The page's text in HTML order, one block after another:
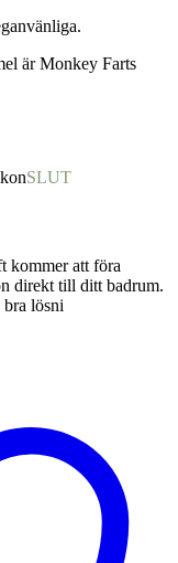
är Monkey Farts
SLUT
kommer att föra
direkt till ditt badrum.
lösni